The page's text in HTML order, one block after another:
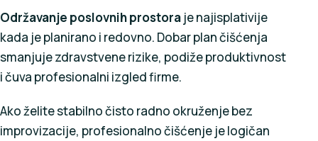
Održavanje poslovnih prostora je najisplativije
kada je planirano i redovno. Dobar plan čišćenja
smanjuje zdravstvene rizike, podiže produktivnost
i čuva profesionalni izgled firme.
Ako želite stabilno čisto radno okruženje bez
improvizacije, profesionalno čišćenje je logičan